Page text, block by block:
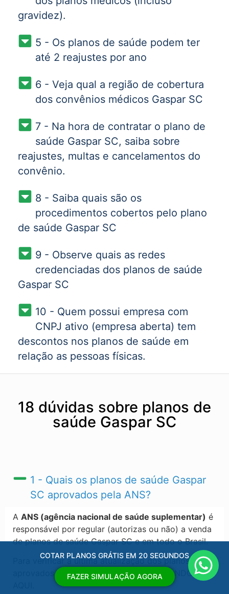
gravidez).
5 - Os planos de saúde podem ter
até 2 reajustes por ano
6 - Veja qual a região de cobertura
dos convênios médicos Gaspar SC
7 - Na hora de contratar o plano de
saúde Gaspar SC, saiba sobre
reajustes, multas e cancelamentos do
convênio.
8 - Saiba quais são os
procedimentos cobertos pelo plano
de saúde Gaspar SC
9 - Observe quais as redes
credenciadas dos planos de saúde
Gaspar SC
10 - Quem possui empresa com
CNPJ ativo (empresa aberta) tem
descontos nos planos de saúde em
relação as pessoas físicas.
18 dúvidas sobre planos de
saúde Gaspar SC
1 - Quais os planos de saúde Gaspar
SC​ aprovados pela ANS?
A ANS (agência nacional de saúde suplementar) é
responsável por regular (autorizas ou não) a venda
de planos de saúde Gaspar SC​ e em todo o Brasil.
Para verificar a ultima atualização dos planos
aprovados pela ANS, acesse o link CLICANDO
COTAR PLANOS GRÁTIS EM 20 SEGUNDOS
FAZER SIMULAÇÃO AGORA